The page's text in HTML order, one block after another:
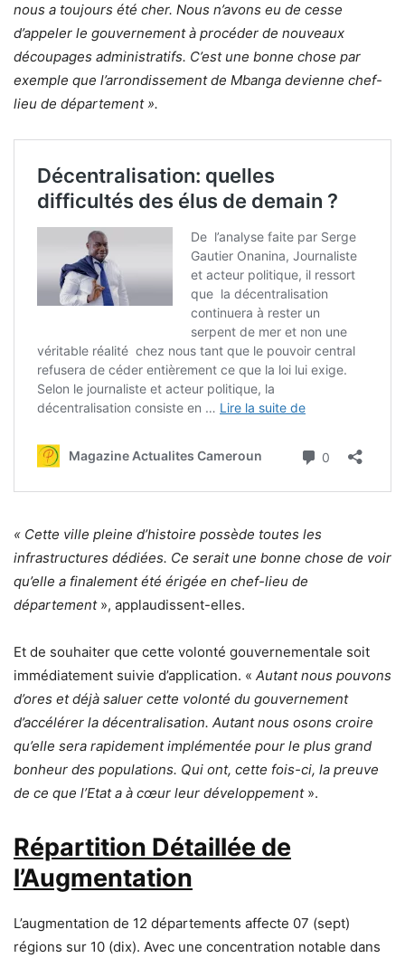
nous a toujours été cher. Nous n’avons eu de cesse
d’appeler le gouvernement à procéder de nouveaux
découpages administratifs. C’est une bonne chose par
exemple que l’arrondissement de Mbanga devienne chef-
lieu de département ».
« Cette ville pleine d’histoire possède toutes les
infrastructures dédiées. Ce serait une bonne chose de voir
qu’elle a finalement été érigée en chef-lieu de
département », applaudissent-elles.
Et de souhaiter que cette volonté gouvernementale soit
immédiatement suivie d’application. « Autant nous pouvons
d’ores et déjà saluer cette volonté du gouvernement
d’accélérer la décentralisation. Autant nous osons croire
qu’elle sera rapidement implémentée pour le plus grand
bonheur des populations. Qui ont, cette fois-ci, la preuve
de ce que l’Etat a à cœur leur développement».
Répartition Détaillée de
l’Augmentation
L’augmentation de 12 départements affecte 07 (sept)
régions sur 10 (dix). Avec une concentration notable dans